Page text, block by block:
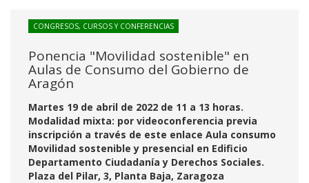
CONGRESOS, CURSOS Y CONFERENCIAS
Ponencia "Movilidad sostenible" en
Aulas de Consumo del Gobierno de
Aragón
Martes 19 de abril de 2022 de 11 a 13 horas.
Modalidad mixta: por videoconferencia previa
inscripción a través de este enlace Aula consumo
Movilidad sostenible y presencial en Edificio
Departamento Ciudadanía y Derechos Sociales.
Plaza del Pilar, 3, Planta Baja, Zaragoza